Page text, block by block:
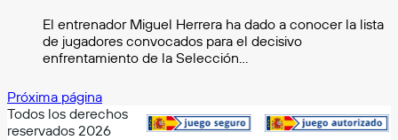
El entrenador Miguel Herrera ha dado a conocer la lista
de jugadores convocados para el decisivo
enfrentamiento de la Selección…
Próxima página
Todos los derechos
reservados 2026